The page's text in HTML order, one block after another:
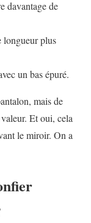
davantage de
longueur plus
un bas épuré.
mais de
Et oui, cela
le miroir. On a